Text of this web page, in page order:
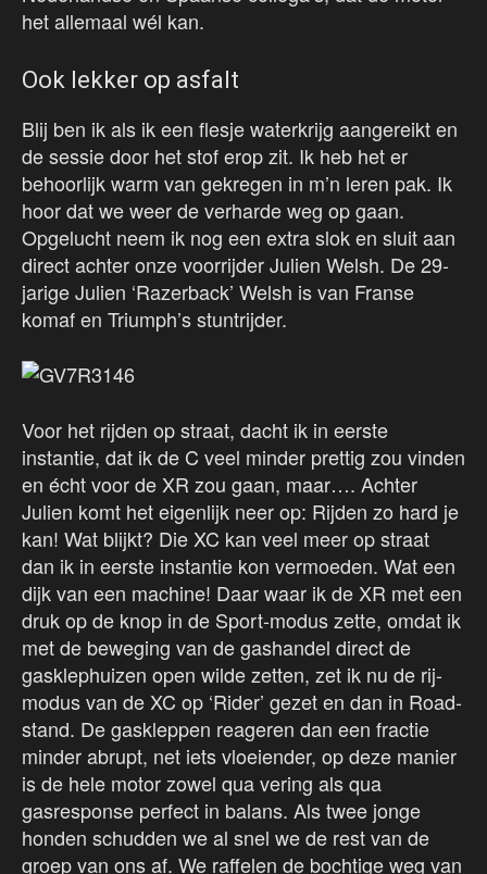
het allemaal wél kan.
Ook lekker op asfalt
Blij ben ik als ik een flesje waterkrijg aangereikt en
de sessie door het stof erop zit. Ik heb het er
behoorlijk warm van gekregen in m’n leren pak. Ik
hoor dat we weer de verharde weg op gaan.
Opgelucht neem ik nog een extra slok en sluit aan
direct achter onze voorrijder Julien Welsh. De 29-
jarige Julien ‘Razerback’ Welsh is van Franse
komaf en Triumph’s stuntrijder.
Voor het rijden op straat, dacht ik in eerste
instantie, dat ik de C veel minder prettig zou vinden
en écht voor de XR zou gaan, maar…. Achter
Julien komt het eigenlijk neer op: Rijden zo hard je
kan! Wat blijkt? Die XC kan veel meer op straat
dan ik in eerste instantie kon vermoeden. Wat een
dijk van een machine! Daar waar ik de XR met een
druk op de knop in de Sport-modus zette, omdat ik
met de beweging van de gashandel direct de
gasklephuizen open wilde zetten, zet ik nu de rij-
modus van de XC op ‘Rider’ gezet en dan in Road-
stand. De gaskleppen reageren dan een fractie
minder abrupt, net iets vloeiender, op deze manier
is de hele motor zowel qua vering als qua
gasresponse perfect in balans. Als twee jonge
honden schudden we al snel we de rest van de
groep van ons af. We raffelen de bochtige weg van